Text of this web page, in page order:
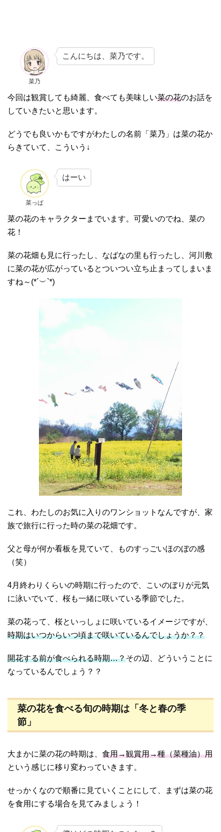
菜乃
こんにちは、菜乃です。
今回は観賞しても綺麗、食べても美味しい菜の花のお話を
していきたいと思います。
どうでも良いかもですがわたしの名前「菜乃」は菜の花か
らきていて、こういう↓
菜っぱ
はーい
菜の花のキャラクターまでいます。可愛いのでね、菜の
花！
菜の花畑も見に行ったし、なばなの里も行ったし、河川敷
に菜の花が広がっているとついつい立ち止まってしまいま
すね～(*´︶`*)
これ、わたしのお気に入りのワンショットなんですが、家
族で旅行に行った時の菜の花畑です。
父と母が何か看板を見ていて、ものすっごいほのぼの感
（笑）
4月終わりくらいの時期に行ったので、こいのぼりが元気
に泳いでいて、桜も一緒に咲いている季節でした。
菜の花って、桜といっしょに咲いているイメージですが、
時期はいつからいつ頃まで咲いているんでしょうか？？
開花する前が食べられる時期…？その辺、どういうことに
なっているんでしょう？？
菜の花を食べる旬の時期は「冬と春の季
節」
大まかに菜の花の時期は、 食用→観賞用→種（菜種油）用
という感じに移り変わっていきます。
せっかくなので順番に見ていくことにして、まずは菜の花
を食用にする場合を見てみましょう！